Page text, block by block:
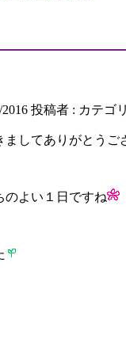
投稿者 : カテゴ
してありがとうご
のよい１日ですね